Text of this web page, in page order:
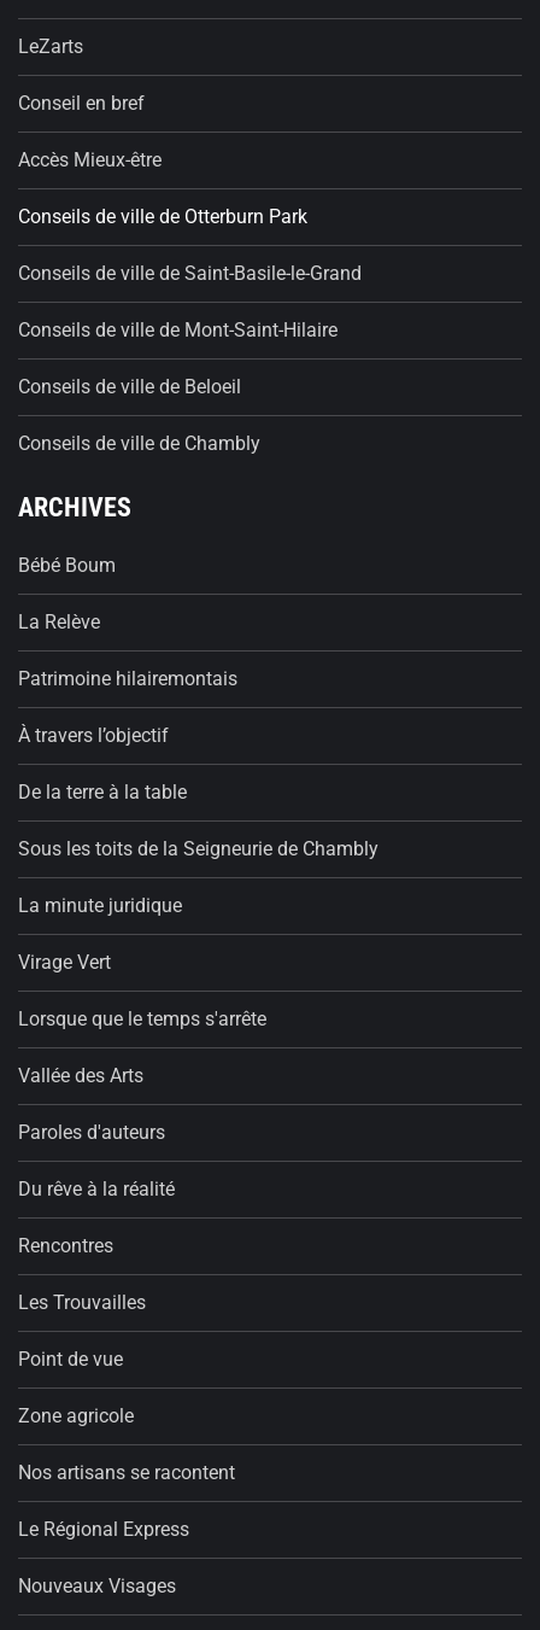
LeZarts
Conseil en bref
Accès Mieux-être
Conseils de ville de Otterburn Park
Conseils de ville de Saint-Basile-le-Grand
Conseils de ville de Mont-Saint-Hilaire
Conseils de ville de Beloeil
Conseils de ville de Chambly
ARCHIVES
Bébé Boum
La Relève
Patrimoine hilairemontais
À travers l’objectif
De la terre à la table
Sous les toits de la Seigneurie de Chambly
La minute juridique
Virage Vert
Lorsque que le temps s'arrête
Vallée des Arts
Paroles d'auteurs
Du rêve à la réalité
Rencontres
Les Trouvailles
Point de vue
Zone agricole
Nos artisans se racontent
Le Régional Express
Nouveaux Visages